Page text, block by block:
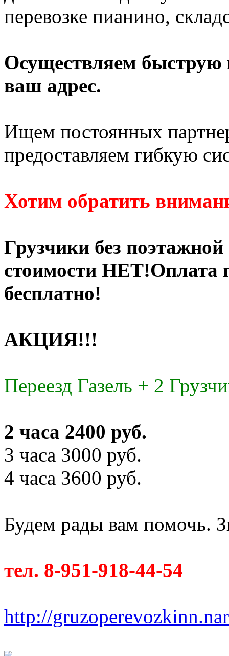
перевозке пианино,
Осуществляем быструю
ваш адрес.
Ищем постоянных
предоставляем гибкую
Хотим обратить
Грузчики без
стоимости НЕТ!Оплата
бесплатно!
АКЦИЯ!!!
Переезд Газель + 2
2 часа 2400 руб.
3 часа 3000 руб.
4 часа 3600 руб.
Будем рады вам помочь.
тел. 8-951-918-44-54
http://